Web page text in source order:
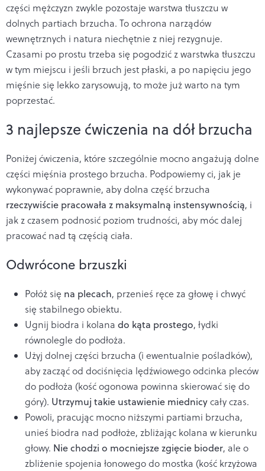
części mężczyzn zwykle pozostaje warstwa tłuszczu w
dolnych partiach brzucha. To ochrona narządów
wewnętrznych i natura niechętnie z niej rezygnuje.
Czasami po prostu trzeba się pogodzić z warstwka tłuszczu
w tym miejscu i jeśli brzuch jest płaski, a po napięciu jego
mięśnie się lekko zarysowują, to może już warto na tym
poprzestać.
3 najlepsze ćwiczenia na dół brzucha
Poniżej ćwiczenia, które szczególnie mocno angażują dolne
części mięśnia prostego brzucha. Podpowiemy ci, jak je
wykonywać poprawnie, aby dolna część brzucha
rzeczywiście pracowała z maksymalną instensywnością, i
jak z czasem podnosić poziom trudności, aby móc dalej
pracować nad tą częścią ciała.
Odwrócone brzuszki
Połóż się na plecach, przenieś ręce za głowę i chwyć
się stabilnego obiektu.
Ugnij biodra i kolana do kąta prostego, łydki
równolegle do podłoża.
Użyj dolnej części brzucha (i ewentualnie pośladków),
aby zacząć od dociśnięcia lędźwiowego odcinka pleców
do podłoża (kość ogonowa powinna skierować się do
góry). Utrzymuj takie ustawienie miednicycały czas.
Powoli, pracując mocno niższymi partiami brzucha,
unieś biodra nad podłoże, zbliżając kolana w kierunku
głowy. Nie chodzi o mocniejsze zgięcie bioder, ale o
zbliżenie spojenia łonowego do mostka (kość krzyżowa